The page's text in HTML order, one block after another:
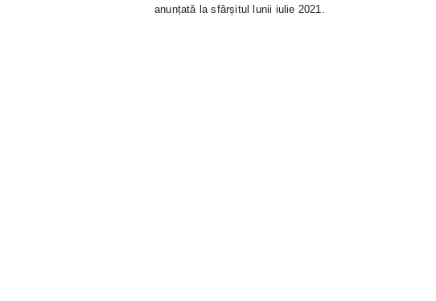
anunțată la sfârșitul lunii iulie 2021.